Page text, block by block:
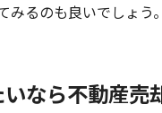
るのも良いでしょう。